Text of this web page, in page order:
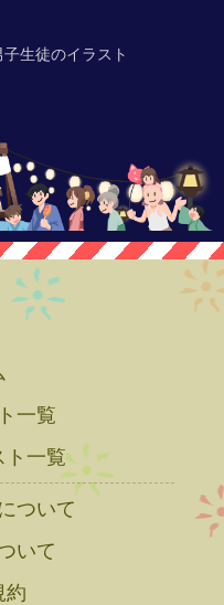
生徒のイラスト
一覧
ト一覧
ついて
いて
約